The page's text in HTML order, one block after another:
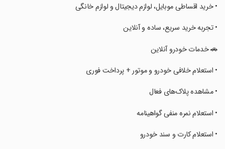
‏• خرید اقساطی موبایل، لوازم دیجیتال و لوازم خانگی
‏• تجربه خرید سریع، ساده و آنلاین
‏🚗 خدمات خودرو آنلاین
‏• استعلام خلافی خودرو و موتور + پرداخت فوری
‏• مشاهده پلاک‌های فعال
‏• استعلام نمره منفی گواهینامه
‏• استعلام کارت و سند خودرو